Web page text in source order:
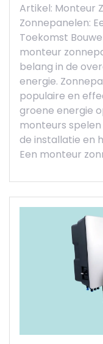
Artikel: Monteur
Zonnepanelen:
Toekomst
monteur
belang in de
energie.
populaire en
groene energie
monteurs
de installatie en
Een monteur